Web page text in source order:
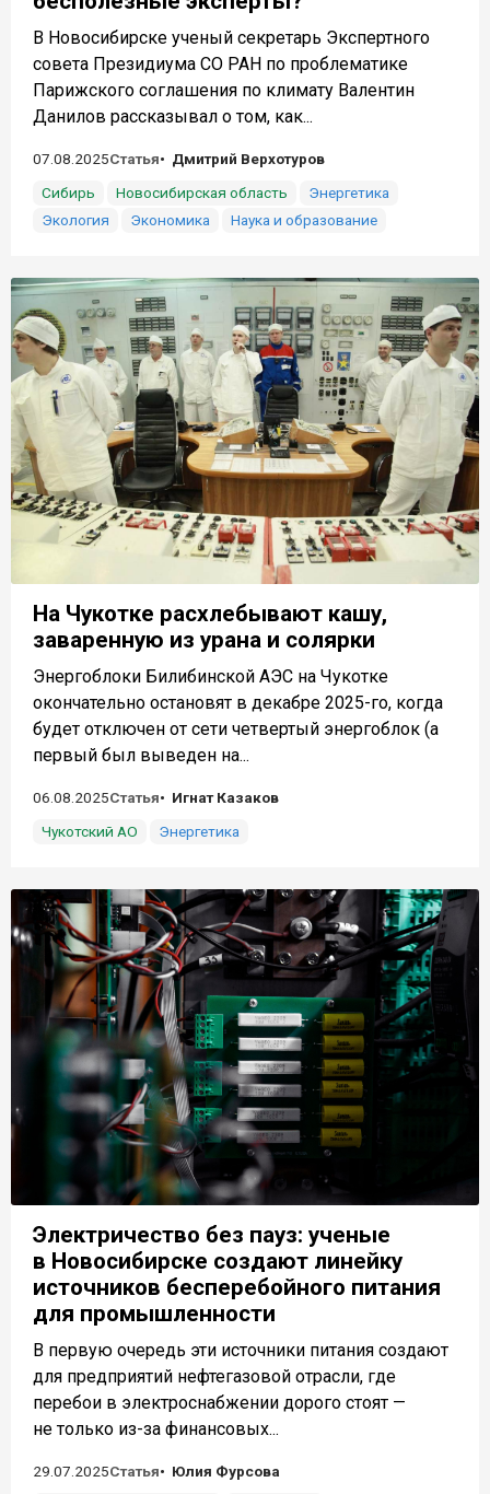
В Новосибирске ученый секретарь Экспертного
совета Президиума СО РАН по проблематике
Парижского соглашения по климату Валентин
Данилов рассказывал о том, как...
07.08.2025Статья
Дмитрий Верхотуров
Сибирь
Новосибирская область
Энергетика
Экология
Экономика Наука и образование
На Чукотке расхлебывают кашу,
заваренную из урана и солярки
Энергоблоки Билибинской АЭС на Чукотке
окончательно остановят в декабре 2025-го, когда
будет отключен от сети четвертый энергоблок (а
первый был выведен на...
06.08.2025Статья
Игнат Казаков
Чукотский АО
Энергетика
Электричество без пауз: ученые
в Новосибирске создают линейку
источников бесперебойного питания
для промышленности
В первую очередь эти источники питания создают
для предприятий нефтегазовой отрасли, где
перебои в электроснабжении дорого стоят —
не только из-за финансовых...
29.07.2025Статья Юлия Фурсова